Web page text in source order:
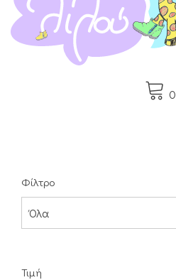
0
Φίλτρο
Όλα
Τιμή